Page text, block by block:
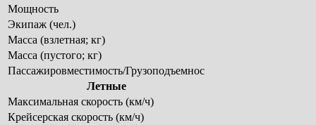
Мощность
Экипаж (чел.)
Масса (взлетная; кг)
Масса (пустого; кг)
Пассажировместимость/Грузоподъемнос
Летные
Максимальная скорость (км/ч)
Крейсерская скорость (км/ч)